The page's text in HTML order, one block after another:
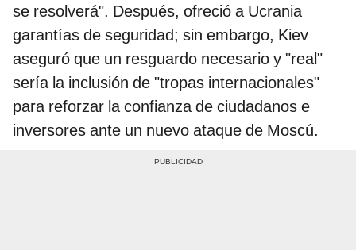
se resolverá". Después, ofreció a Ucrania
garantías de seguridad; sin embargo, Kiev
aseguró que un resguardo necesario y "real"
sería la inclusión de "tropas internacionales"
para reforzar la confianza de ciudadanos e
inversores ante un nuevo ataque de Moscú.